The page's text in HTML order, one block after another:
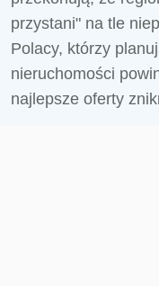
przystani" na tle
Polacy, którzy
nieruchomości
najlepsze oferty